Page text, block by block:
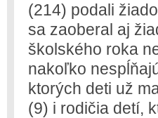
(214) podali
sa zaoberal aj
školského roka
nakoľko
ktorých deti už
(9) i rodičia detí,